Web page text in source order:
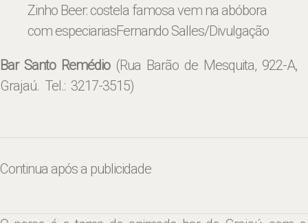
Zinho Beer: costela famosa vem na abóbora
com especiariasFernando Salles/Divulgação
Bar Santo Remédio(Rua Barão de Mesquita, 922-A,
Grajaú. Tel.: 3217-3515)
Continua após a publicidade